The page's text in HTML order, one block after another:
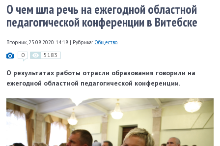
О чем шла речь на ежегодной областной
педагогической конференции в Витебске
Вторник, 25.08.2020 14:18 | Рубрика: Общество
0 5183
О результатах работы отрасли образования говорили на
ежегодной областной педагогической конференции.